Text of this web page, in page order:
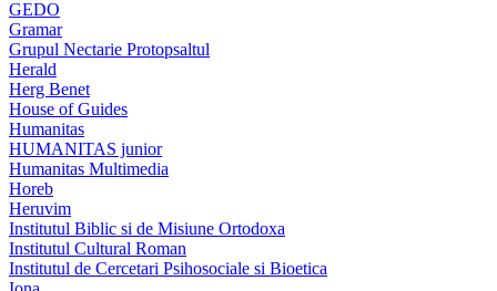
GEDO
Gramar
Grupul Nectarie Protopsaltul
Herald
Herg Benet
House of Guides
Humanitas
HUMANITAS junior
Humanitas Multimedia
Horeb
Heruvim
Institutul Biblic si de Misiune Ortodoxa
Institutul Cultural Roman
Institutul de Cercetari Psihosociale si Bioetica